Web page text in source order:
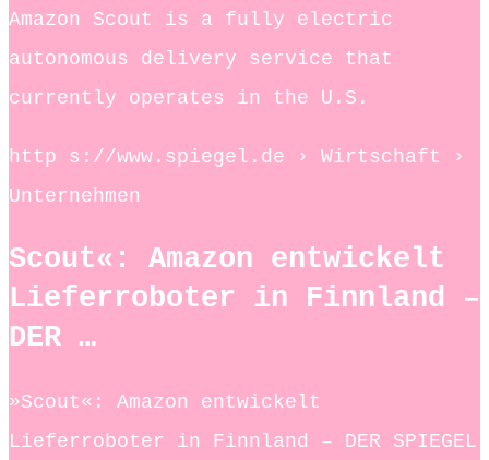
Amazon Scout is a fully electric
autonomous delivery service that
currently operates in the U.S.
http s://www.spiegel.de › Wirtschaft ›
Unternehmen
Scout«: Amazon entwickelt
Lieferroboter in Finnland –
DER …
»Scout«: Amazon entwickelt
Lieferroboter in Finnland – DER SPIEGEL